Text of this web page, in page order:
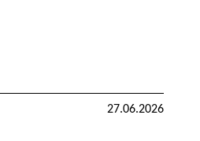
27.06.2026